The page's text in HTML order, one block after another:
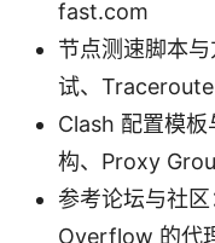
fast.com
节点测速脚本
试、
Clash 配置模板
构、Proxy
参考论坛与社
Overflow 的代